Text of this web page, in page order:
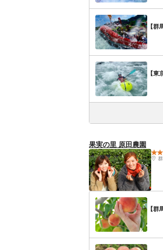
【
【
果実の里 原田農園
【